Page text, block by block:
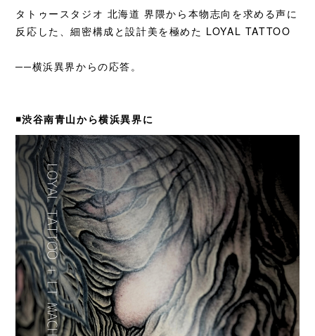
タトゥースタジオ 北海道 界隈から本物志向を求める声に
反応した、細密構成と設計美を極めた LOYAL TATTOO
──横浜異界からの応答。
◾️渋谷南青山から横浜異界に